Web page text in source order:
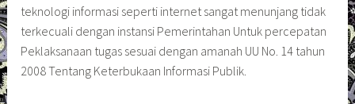
teknologi informasi seperti internet sangat menunjang tidak
terkecuali dengan instansi Pemerintahan Untuk percepatan
Peklaksanaan tugas sesuai dengan amanah UU No. 14 tahun
2008 Tentang Keterbukaan Informasi Publik.